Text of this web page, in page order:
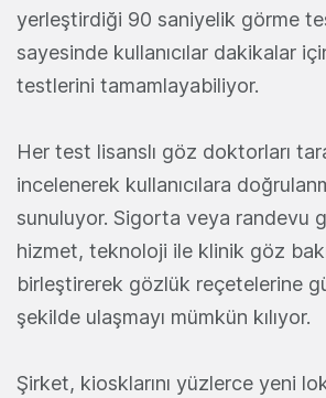
yerleştirdiği 90 saniyelik görme
sayesinde kullanıcılar dakikalar
testlerini tamamlayabiliyor.
Her test lisanslı göz doktorları
incelenerek kullanıcılara
sunuluyor. Sigorta veya randevu
hizmet, teknoloji ile klinik göz
birleştirerek gözlük reçetelerine
şekilde ulaşmayı mümkün kılıyor.
Şirket, kiosklarını yüzlerce yeni